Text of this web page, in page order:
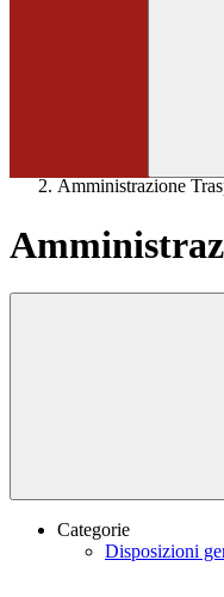
Amministrazione
Categorie
Disposizioni